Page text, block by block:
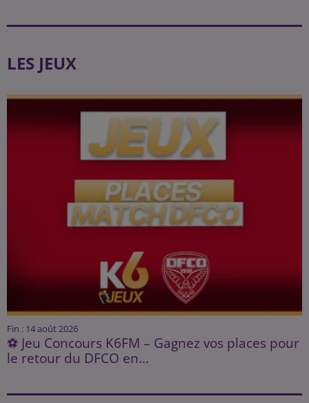
LES JEUX
Fin : 14 août 2026
⚽ Jeu Concours K6FM – Gagnez vos places pour
le retour du DFCO en...